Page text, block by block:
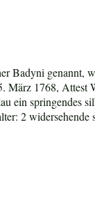
genannt,
März 1768,
ein
2